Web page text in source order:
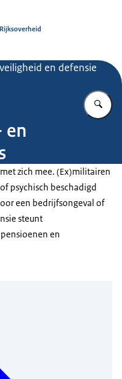
Rijksoverheid
en defensie
en
zich mee. (Ex)militairen
psychisch beschadigd
een bedrijfsongeval of
steunt
en